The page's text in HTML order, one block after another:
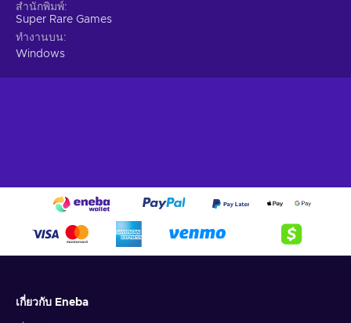
สำนักพิมพ์
Super Rare Games
ทำงานบน
Windows
เกี่ยวกับ Eneba